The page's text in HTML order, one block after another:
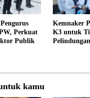
Perkuat
Publik
Kemnaker
K3 untuk
kamu